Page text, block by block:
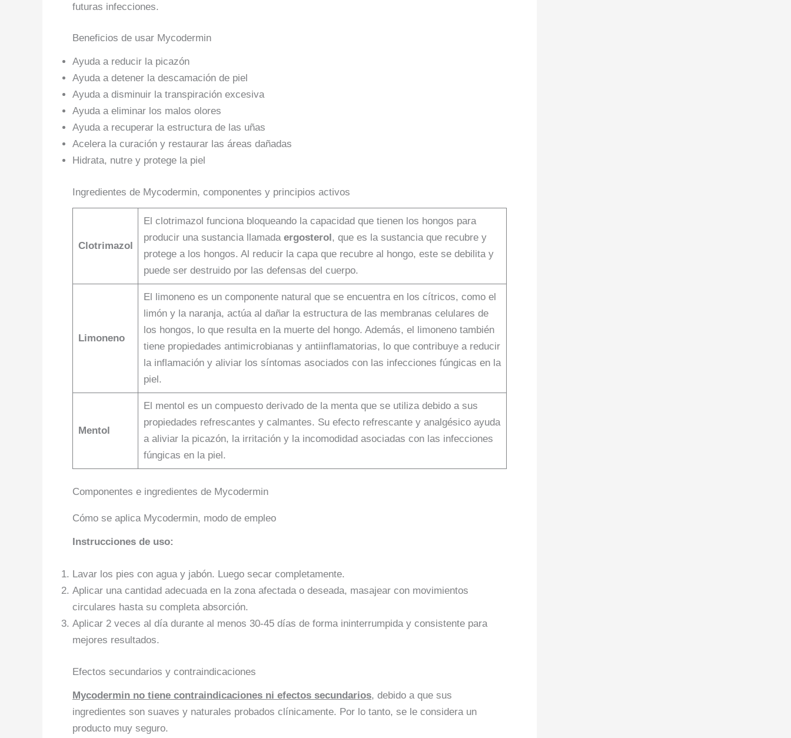
futuras infecciones.
Beneficios de usar Mycodermin
Ayuda a reducir la picazón
Ayuda a detener la descamación de piel
Ayuda a disminuir la transpiración excesiva
Ayuda a eliminar los malos olores
Ayuda a recuperar la estructura de las uñas
Acelera la curación y restaurar las áreas dañadas
Hidrata, nutre y protege la piel
Ingredientes de Mycodermin, componentes y principios activos
Clotrimazol
El clotrimazol funciona bloqueando la capacidad que tienen los hongos para
producir una sustancia llamada ergosterol, que es la sustancia que recubre y
protege a los hongos. Al reducir la capa que recubre al hongo, este se debilita y
puede ser destruido por las defensas del cuerpo.
Limoneno
El limoneno es un componente natural que se encuentra en los cítricos, como el
limón y la naranja, actúa al dañar la estructura de las membranas celulares de
los hongos, lo que resulta en la muerte del hongo. Además, el limoneno también
tiene propiedades antimicrobianas y antiinflamatorias, lo que contribuye a reducir
la inflamación y aliviar los síntomas asociados con las infecciones fúngicas en la
piel.
Mentol
El mentol es un compuesto derivado de la menta que se utiliza debido a sus
propiedades refrescantes y calmantes. Su efecto refrescante y analgésico ayuda
a aliviar la picazón, la irritación y la incomodidad asociadas con las infecciones
fúngicas en la piel.
Componentes e ingredientes de Mycodermin
Cómo se aplica Mycodermin, modo de empleo
Instrucciones de uso:
Lavar los pies con agua y jabón. Luego secar completamente.
Aplicar una cantidad adecuada en la zona afectada o deseada, masajear con movimientos
circulares hasta su completa absorción.
Aplicar 2 veces al día durante al menos 30-45 días de forma ininterrumpida y consistente para
mejores resultados.
Efectos secundarios y contraindicaciones
Mycodermin no tiene contraindicaciones ni efectos secundarios, debido a que sus
ingredientes son suaves y naturales probados clínicamente. Por lo tanto, se le considera un
producto muy seguro.